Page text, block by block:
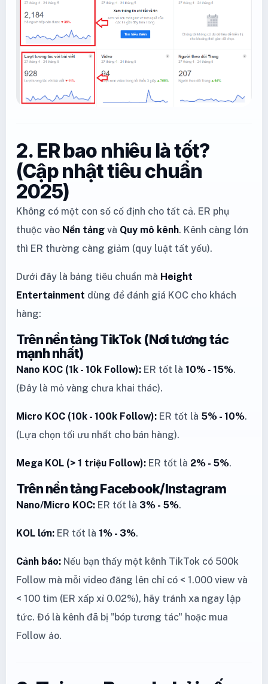
2. ER bao nhiêu là tốt?
(Cập nhật tiêu chuẩn
2025)
Không có một con số cố định cho tất cả. ER phụ
thuộc vào Nền tảng và Quy mô kênh. Kênh càng lớn
thì ER thường càng giảm (quy luật tất yếu).
Dưới đây là bảng tiêu chuẩn mà Height
Entertainment dùng để đánh giá KOC cho khách
hàng:
Trên nền tảng TikTok (Nơi tương tác
mạnh nhất)
Nano KOC (1k - 10k Follow): ER tốt là 10% - 15%.
(Đây là mỏ vàng chưa khai thác).
Micro KOC (10k - 100k Follow): ER tốt là 5% - 10%.
(Lựa chọn tối ưu nhất cho bán hàng).
Mega KOL (> 1 triệu Follow): ER tốt là 2% - 5%.
Trên nền tảng Facebook/Instagram
Nano/Micro KOC: ER tốt là 3% - 5%.
KOL lớn: ER tốt là 1% - 3%.
Cảnh báo: Nếu bạn thấy một kênh TikTok có 500k
Follow mà mỗi video đăng lên chỉ có < 1.000 view và
< 100 tim (ER xấp xỉ 0.02%), hãy tránh xa ngay lập
tức. Đó là kênh đã bị "bóp tương tác" hoặc mua
Follow ảo.